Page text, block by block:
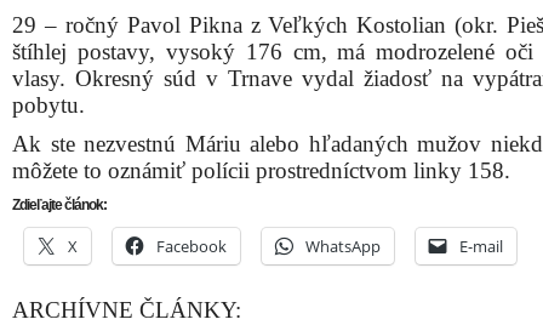
29 – ročný Pavol Pikna z Veľkých Kostolian (okr.
štíhlej postavy, vysoký 176 cm, má modrozelené oči
vlasy. Okresný súd v Trnave vydal žiadosť na
pobytu.
Ak ste nezvestnú Máriu alebo hľadaných mužov
môžete to oznámiť polícii prostredníctvom linky 158.
Zdieľajte článok:
X Facebook WhatsApp E-mail
ARCHÍVNE ČLÁNKY: